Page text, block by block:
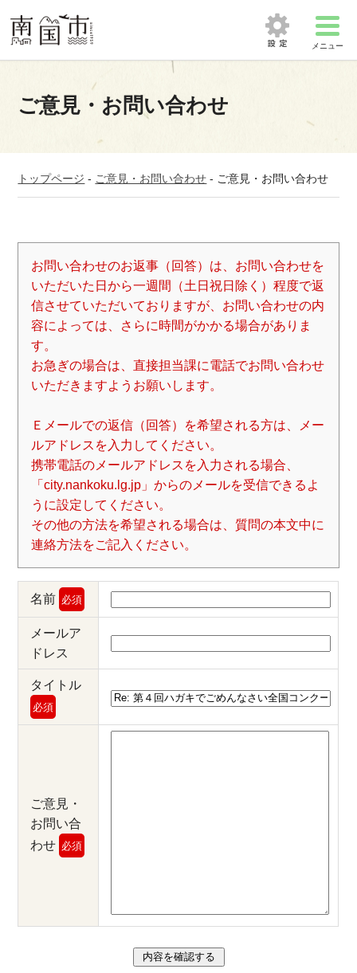
メニュー
ご意見・お問い合わせ
トップページ - ご意見・お問い合わせ - ご意見・お問い合わせ
お問い合わせのお返事（回答）は、お問い合わせを
いただいた日から一週間（土日祝日除く）程度で返
信させていただいておりますが、お問い合わせの内
容によっては、さらに時間がかかる場合がありま
す。
お急ぎの場合は、直接担当課に電話でお問い合わせ
いただきますようお願いします。
Ｅメールでの返信（回答）を希望される方は、メー
ルアドレスを入力してください。
携帯電話のメールアドレスを入力される場合、
「city.nankoku.lg.jp」からのメールを受信できるよ
うに設定してください。
その他の方法を希望される場合は、質問の本文中に
連絡方法をご記入ください。
名前 必須
メールア
ドレス
タイトル
必須
ご意見・
お問い合
わせ 必須